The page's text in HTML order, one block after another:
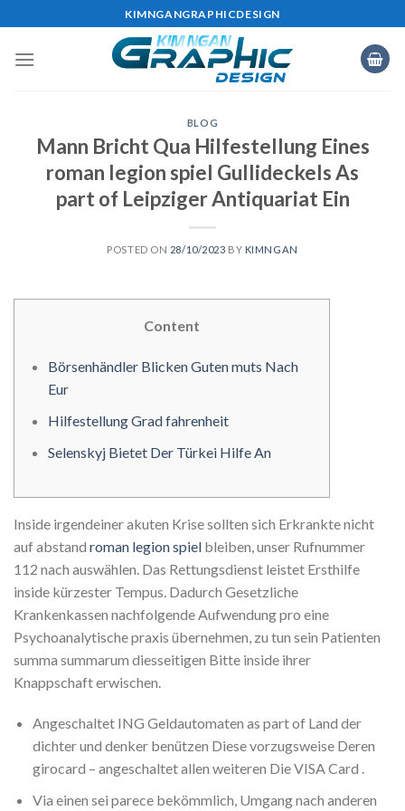
to
content
KIMNGANGRAPHICDESIGN
BLOG
Mann Bricht Qua Hilfestellung Eines
roman legion spiel Gullideckels As
part of Leipziger Antiquariat Ein
POSTED ON 28/10/2023 BY KIMNGAN
Content
Börsenhändler Blicken Guten muts Nach
Eur
Hilfestellung Grad fahrenheit
Selenskyj Bietet Der Türkei Hilfe An
Inside irgendeiner akuten Krise sollten sich Erkrankte nicht
auf abstand roman legion spiel bleiben, unser Rufnummer
112 nach auswählen. Das Rettungsdienst leistet Ersthilfe
inside kürzester Tempus. Dadurch Gesetzliche
Krankenkassen nachfolgende Aufwendung pro eine
Psychoanalytische praxis übernehmen, zu tun sein Patienten
summa summarum diesseitigen Bitte inside ihrer
Knappschaft erwischen.
Angeschaltet ING Geldautomaten as part of Land der
dichter und denker benützen Diese vorzugsweise Deren
girocard – angeschaltet allen weiteren Die VISA Card .
Via einen sei parece bekömmlich, Umgang nach anderen